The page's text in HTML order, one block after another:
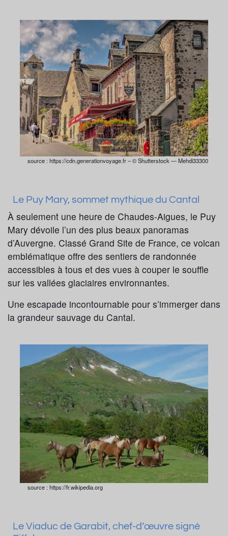
source : https://cdn.generationvoyage.fr – © Shutterstock — Mehdi33300
Le Puy Mary, sommet mythique du Cantal
À seulement une heure de Chaudes-Aigues, le Puy
Mary dévoile l’un des plus beaux panoramas
d’Auvergne. Classé Grand Site de France, ce volcan
emblématique offre des sentiers de randonnée
accessibles à tous et des vues à couper le souffle
sur les vallées glaciaires environnantes.
Une escapade incontournable pour s’immerger dans
la grandeur sauvage du Cantal.
source : https://fr.wikipedia.org
Le Viaduc de Garabit, chef-d’œuvre signé